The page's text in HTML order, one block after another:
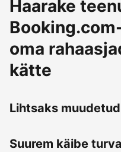
Haarake
oma
kätte
Lihtsaks
Suurem käibe